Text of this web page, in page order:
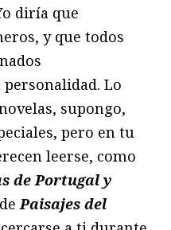
diría que
y que todos
Lo
supongo,
pero en tu
leerse, como
de Portugal y
Paisajes del